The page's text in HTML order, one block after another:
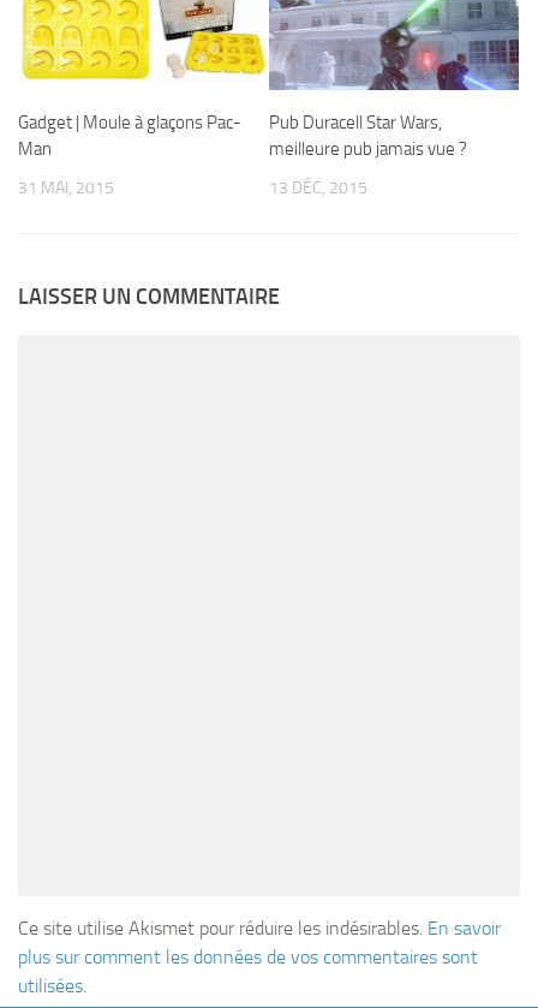
Gadget | Moule à glaçons Pac-
Man
31 MAI, 2015
Pub Duracell Star Wars,
meilleure pub jamais vue ?
13 DÉC, 2015
LAISSER UN COMMENTAIRE
Ce site utilise Akismet pour réduire les indésirables. En savoir
plus sur comment les données de vos commentaires sont
utilisées